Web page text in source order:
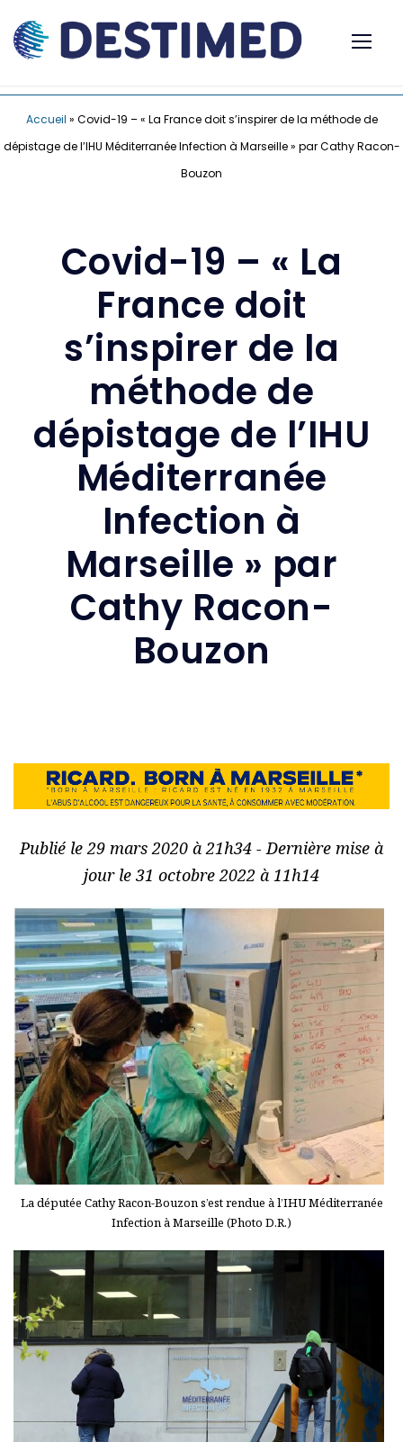
Accueil » Covid-19 – « La France doit s’inspirer de la méthode de
dépistage de l’IHU Méditerranée Infection à Marseille » par Cathy Racon-
Bouzon
Covid-19 – « La
France doit
s’inspirer de la
méthode de
dépistage de l’IHU
Méditerranée
Infection à
Marseille » par
Cathy Racon-
Bouzon
Publié le 29 mars 2020 à 21h34 - Dernière mise à
jour le 31 octobre 2022 à 11h14
La députée Cathy Racon-Bouzon s’est rendue à l’IHU Méditerranée
Infection à Marseille (Photo D.R.)